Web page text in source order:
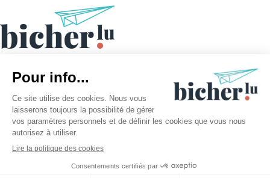
©2026 bicher.lu | Tous droits réservés
Mentions légales
Politique de confidentialité
Procédure Buchpraïs 2026